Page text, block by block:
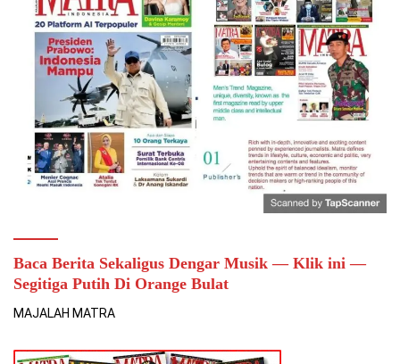
Baca Berita Sekaligus Dengar Musik — Klik ini —
Segitiga Putih Di Orange Bulat
MAJALAH MATRA